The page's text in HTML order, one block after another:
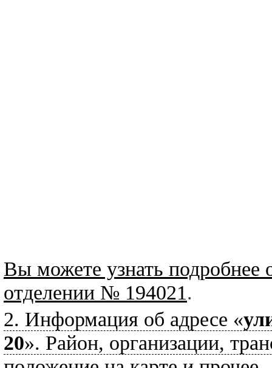
Вы можете узнать подробнее
отделении № 194021.
2. Информация об адресе «
20». Район, организации,